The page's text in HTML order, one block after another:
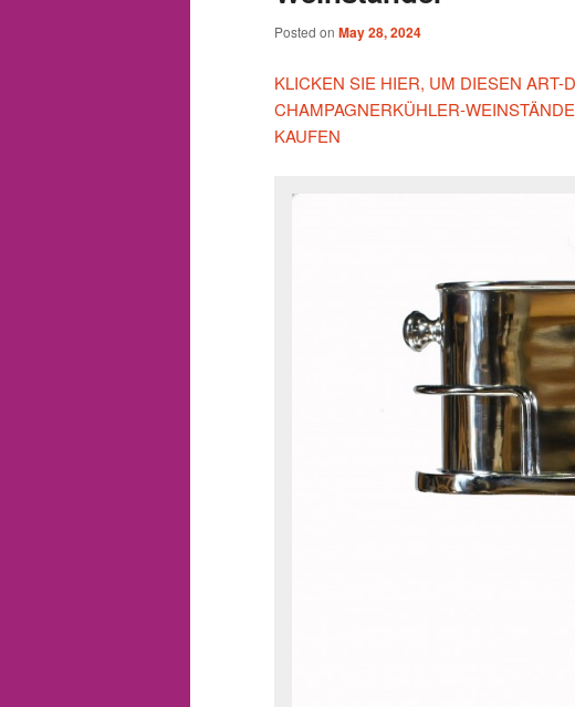
Posted on May 28, 2024
KLICKEN SIE HIER, UM DIESEN ART-
CHAMPAGNERKÜHLER-
KAUFEN